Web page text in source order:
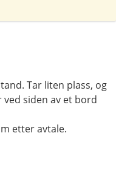
Tar liten plass, og
siden av et bord
etter avtale.